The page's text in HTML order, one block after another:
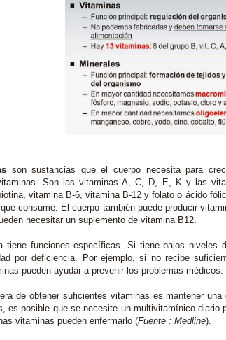
son sustancias que el cuerpo necesita para
Son las vitaminas A, C, D, E, K y las
vitamina B-6, vitamina B-12 y folato o ácido
consume. El cuerpo también puede producir
necesitar un suplemento de vitamina B12.
tiene funciones específicas. Si tiene bajos niveles
por deficiencia. Por ejemplo, si no recibe
pueden ayudar a prevenir los problemas
de obtener suficientes vitaminas es mantener
es posible que se necesite un multivitamínico diario
vitaminas pueden enfermarlo (Fuente : Medline).